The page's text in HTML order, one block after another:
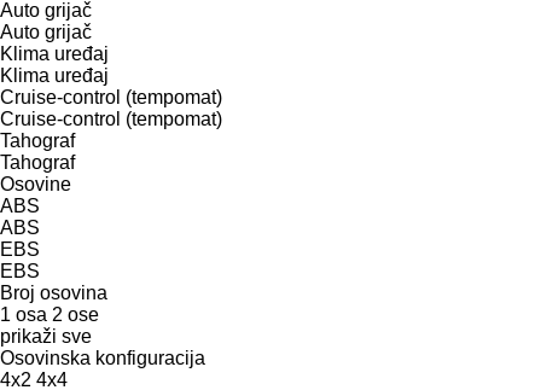
Auto grijač
Auto grijač
Klima uređaj
Klima uređaj
Cruise-control (tempomat)
Cruise-control (tempomat)
Tahograf
Tahograf
Osovine
ABS
ABS
EBS
EBS
Broj osovina
1 osa 2 ose
prikaži sve
Osovinska konfiguracija
4x2 4x4